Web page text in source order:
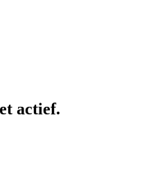
actief.